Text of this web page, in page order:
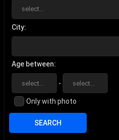
City
Age between
-
Only with photo